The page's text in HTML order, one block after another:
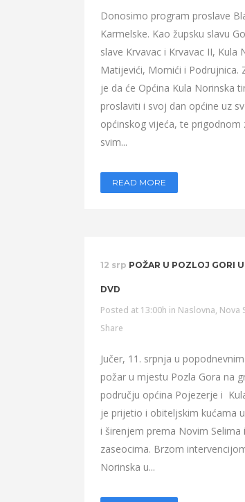
Donosimo program proslave
Karmelske. Kao župsku slavu
slave Krvavac i Krvavac II, Kula
Matijevići, Momići i Podrujnica.
je da će Općina Kula Norinska
proslaviti i svoj dan općine uz
općinskog vijeća, te prigodnom
svim...
READ MORE
12 srp POŽAR U POZLOJ GORI
DVD
Posted at 13:00h in Naslovna, Nova
Share
Jučer, 11. srpnja u
požar u mjestu Pozla Gora na
području općina Pojezerje i
je prijetio i obiteljskim kućama
i širenjem prema Novim Selima
zaseocima. Brzom
Norinska u...